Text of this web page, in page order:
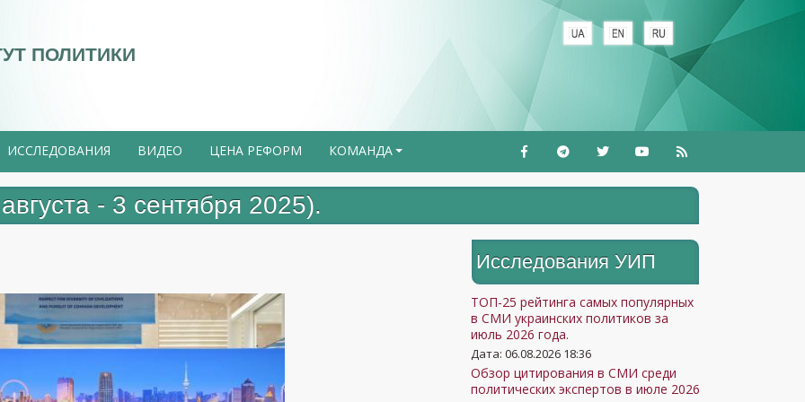
ПОЛИТИКИ
ИССЛЕДОВАНИЯ ВИДЕО ЦЕНА РЕФОРМ +
КОМАНДА
- 3 сентября 2025).
Исследования УИП
ТОП-25 рейтинга самых популярных
в СМИ украинских политиков за
июль 2026 года.
Дата: 06.08.2026 18:36
Обзор цитирования в СМИ среди
политических экспертов в июле 2026